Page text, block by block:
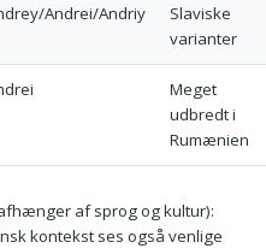
Andrei/Andriy
Slaviske
varianter
Meget
udbredt i
Rumænien
af sprog og kultur):
kontekst ses også venlige